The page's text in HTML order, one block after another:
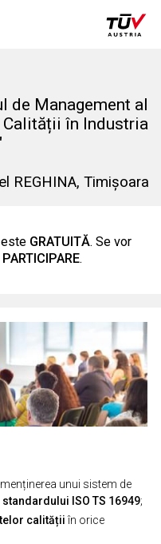
de Management al
în Industria
REGHINA, Timișoara
GRATUITĂ. Se vor
.
unui sistem de
ISO TS 16949;
calitățiiîn orice